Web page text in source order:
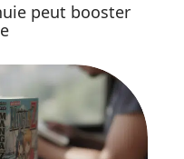
peut booster